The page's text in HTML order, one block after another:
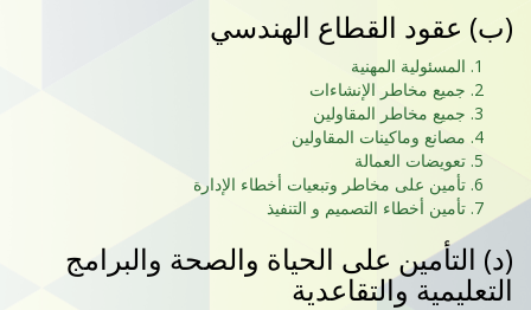
(ب‌) عقود القطاع الهندسي
المسئولية المهنية
جميع مخاطر الإنشاءات
جميع مخاطر المقاولين
مصانع وماكينات المقاولين
تعويضات العمالة
تأمين على مخاطر وتبعيات أخطاء الإدارة
تأمين أخطاء التصميم و التنفيذ
(د) التأمين على الحياة والصحة والبرامج
التعليمية والتقاعدية